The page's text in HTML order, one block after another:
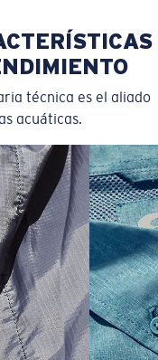
3. SLEEVE LENGTH
7 ¾”
8 ¼”
8 ¾”
técnica es el aliado
acuáticas.